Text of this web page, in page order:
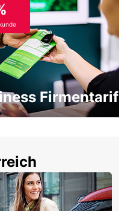
Firmentarif